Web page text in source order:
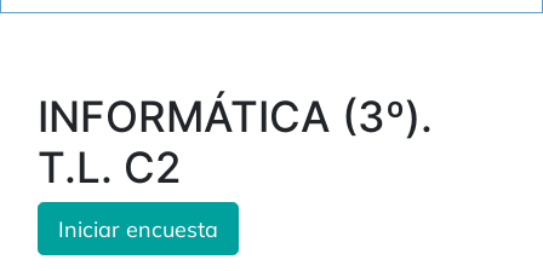
INFORMÁTICA (3º).
T.L. C2
Iniciar encuesta